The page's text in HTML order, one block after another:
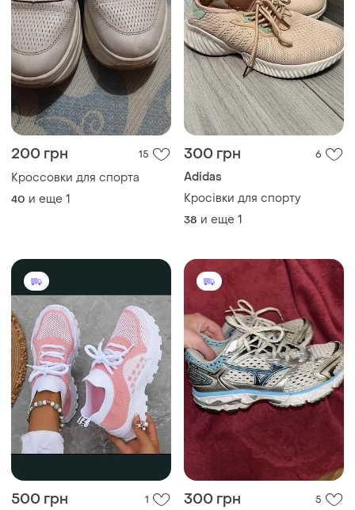
200 грн 15
Кроссовки для спорта
40 и еще 1
300 грн 6
Adidas
Кросівки для спорту
38 и еще 1
500 грн 1 300 грн 5